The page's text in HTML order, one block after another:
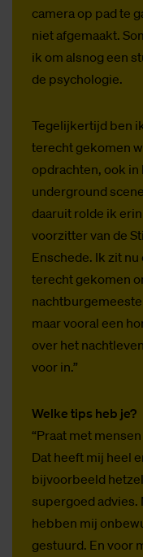
camera op pad te
niet afgemaakt.
ik om alsnog een
de psychologie.
Tegelijkertijd ben
terecht gekomen
opdrachten, ook
underground
daaruit rolde ik
voorzitter van de
Enschede. Ik zit
terecht gekomen
maar vooral een
over het
voor in.”
Welke tips heb je?
“Praat met
Dat heeft mij heel
bijvoorbeeld
supergoed advies.
hebben mij
gestuurd. En voor